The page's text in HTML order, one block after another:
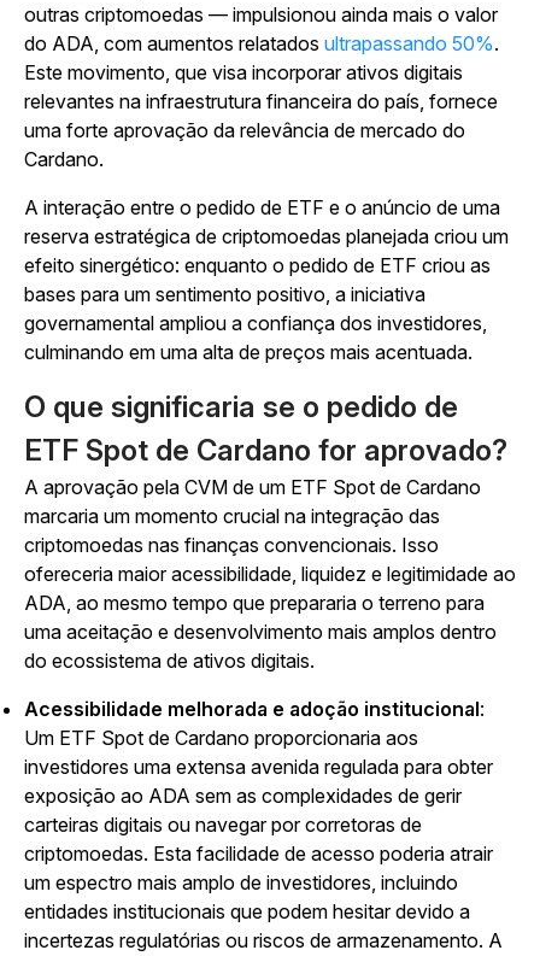
outras criptomoedas — impulsionou ainda mais o valor
do ADA, com aumentos relatados ultrapassando 50%.
Este movimento, que visa incorporar ativos digitais
relevantes na infraestrutura financeira do país, fornece
uma forte aprovação da relevância de mercado do
Cardano.
A interação entre o pedido de ETF e o anúncio de uma
reserva estratégica de criptomoedas planejada criou um
efeito sinergético: enquanto o pedido de ETF criou as
bases para um sentimento positivo, a iniciativa
governamental ampliou a confiança dos investidores,
culminando em uma alta de preços mais acentuada.
O que significaria se o pedido de
ETF Spot de Cardano for aprovado?
A aprovação pela CVM de um ETF Spot de Cardano
marcaria um momento crucial na integração das
criptomoedas nas finanças convencionais. Isso
ofereceria maior acessibilidade, liquidez e legitimidade ao
ADA, ao mesmo tempo que prepararia o terreno para
uma aceitação e desenvolvimento mais amplos dentro
do ecossistema de ativos digitais.
Acessibilidade melhorada e adoção institucional:
Um ETF Spot de Cardano proporcionaria aos
investidores uma extensa avenida regulada para obter
exposição ao ADA sem as complexidades de gerir
carteiras digitais ou navegar por corretoras de
criptomoedas. Esta facilidade de acesso poderia atrair
um espectro mais amplo de investidores, incluindo
entidades institucionais que podem hesitar devido a
incertezas regulatórias ou riscos de armazenamento. A